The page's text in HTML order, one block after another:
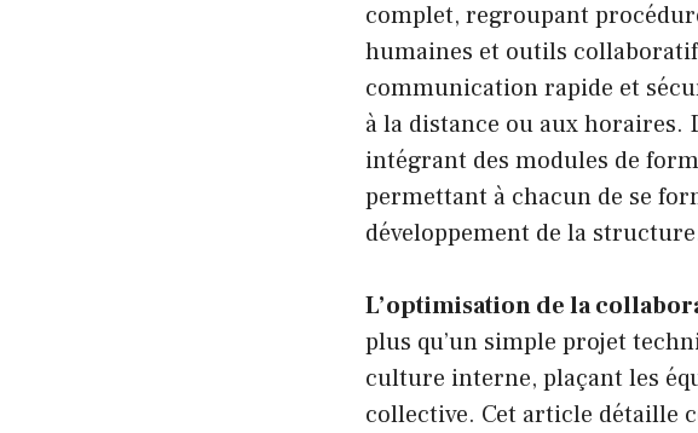
complet, regroupant
humaines et outils
communication rapide et
à la distance ou aux horaires.
intégrant des modules de
permettant à chacun de se
développement de la
L’optimisation de la
plus qu’un simple projet
culture interne, plaçant les
collective. Cet article détaille